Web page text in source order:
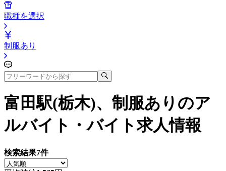
職種を選択
制服あり
富田駅(栃木)、制服あり のア
ルバイト・バイト求人情報
検索結果7件